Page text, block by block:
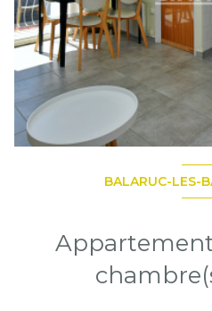
BALARUC-LES-
Appartement 2 pièce(s)